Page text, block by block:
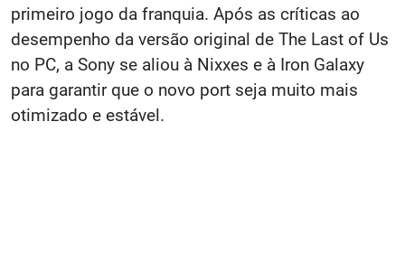
primeiro jogo da franquia. Após as críticas ao
desempenho da versão original de The Last of Us
no PC, a Sony se aliou à Nixxes e à Iron Galaxy
para garantir que o novo port seja muito mais
otimizado e estável.